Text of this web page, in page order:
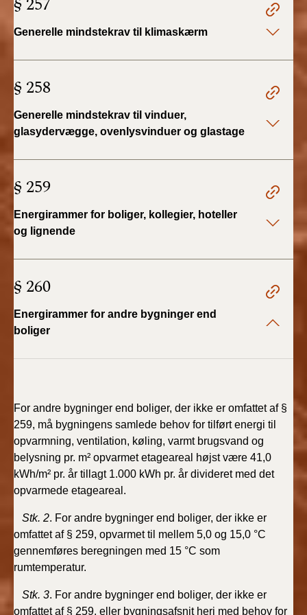
2022)
BR18 (29/6 - 31/12
BR18 (1/1-29/6
BR18 (1/7-31/12
BR18 (10/3-30/6
BR18 (1/1-9/3 2020)
BR18 (4/7-31/12
2019)
2018)
BR18 (1/1-30/6
2018)
BR15 (2015-2018)
Tidligere BR (1961-
2010)
Generelle mindstekrav til klimaskærm
§ 258
Generelle mindstekrav til vinduer,
glasydervægge, ovenlysvinduer og glastage
§ 259
Energirammer for boliger, kollegier, hoteller
og lignende
§ 260
Energirammer for andre bygninger end
boliger
For andre bygninger end boliger, der ikke er omfattet af §
259, må bygningens samlede behov for tilført energi til
opvarmning, ventilation, køling, varmt brugsvand og
belysning pr. m² opvarmet etageareal højst være 41,0
kWh/m² pr. år tillagt 1.000 kWh pr. år divideret med det
opvarmede etageareal.
Stk. 2. For andre bygninger end boliger, der ikke er
omfattet af § 259, opvarmet til mellem 5,0 og 15,0 °C
gennemføres beregningen med 15 °C som
rumtemperatur.
Stk. 3. For andre bygninger end boliger, der ikke er
omfattet af § 259, eller bygningsafsnit heri med behov for